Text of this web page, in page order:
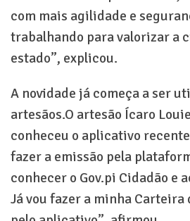
com mais agilidade e
trabalhando para valorizar a
estado”, explicou.
A novidade já começa a ser
artesãos.O artesão Ícaro
conheceu o aplicativo
fazer a emissão pela
conhecer o Gov.pi Cidadão e
Já vou fazer a minha